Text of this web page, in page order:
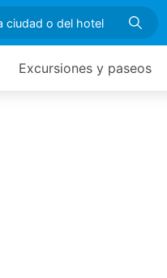
Excursiones y paseos